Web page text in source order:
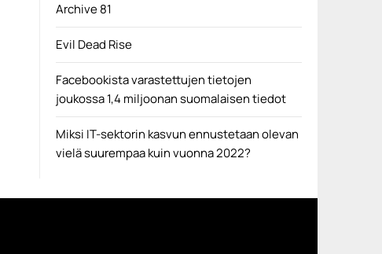
Archive 81
Evil Dead Rise
Facebookista varastettujen tietojen
joukossa 1,4 miljoonan suomalaisen tiedot
Miksi IT-sektorin kasvun ennustetaan olevan
vielä suurempaa kuin vuonna 2022?